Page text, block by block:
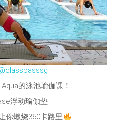
的泳池瑜伽课！
浮动瑜伽垫
你燃烧360卡路里